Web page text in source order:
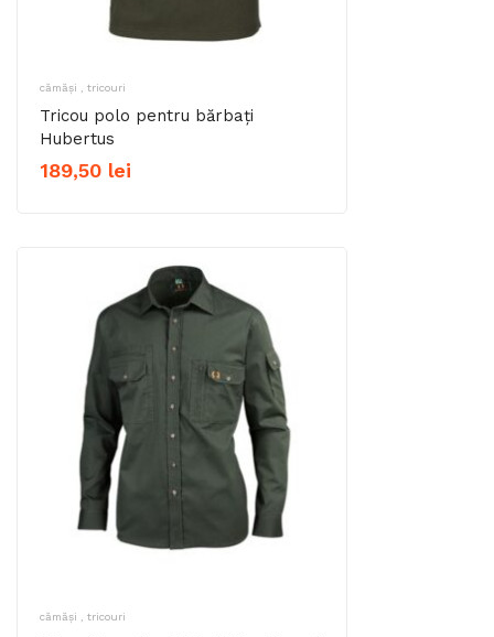
cămăși , tricouri
Tricou polo pentru bărbați
Hubertus
189,50 lei
cămăși , tricouri